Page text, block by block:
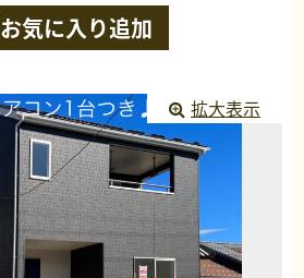
お気に入り追加
拡大表示